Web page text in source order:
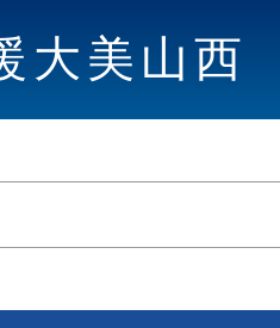
大美山西